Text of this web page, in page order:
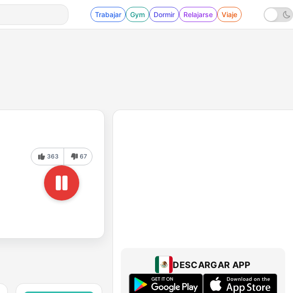
Trabajar Gym Dormir Relajarse Viaje
363 67
DESCARGAR APP